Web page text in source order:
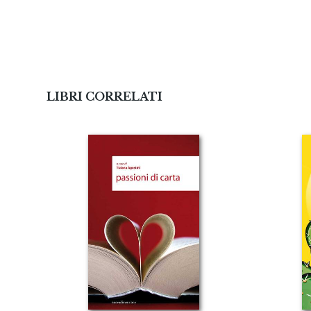
LIBRI CORRELATI